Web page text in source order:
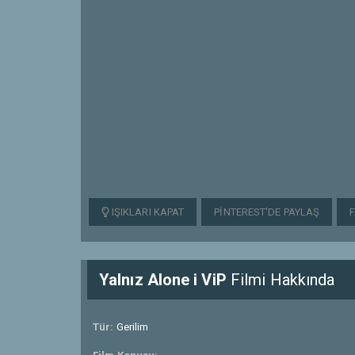
IŞIKLARI KAPAT PINTEREST'DE PAYLAŞ
Yalnız Alone i ViP Filmi Hakkında
Tür: Gerilim